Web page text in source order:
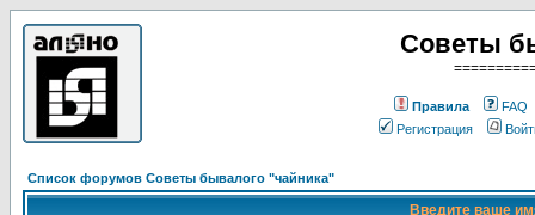
Советы
Правила
FAQ
Регистрация
Список форумов Советы бывалого "чайника"
Введите ваше